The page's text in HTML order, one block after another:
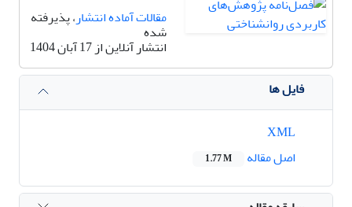
مقالات آماده انتشار، پذیرفته
شده
انتشار آنلاین از 17 آبان 1404
فایل ها
اصل مقاله
1.77 M